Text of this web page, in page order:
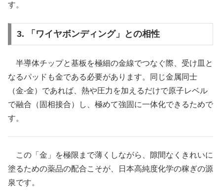
す。
3. 「ワイヤボンディング」との相性
半導体チップと基板を極細の金線でつなぐ際、受け皿と
なるパッドも金である必要があります。同じ金属同士
（金-金）であれば、熱や圧力を加えるだけで原子レベル
で融合（固相接合）し、極めて強固に一体化できるためで
す。
この「金」を極限まで薄くしながら、隙間なくきれいに
塗るための薬品の配合こそが、日本高純度化学の稼ぎの源
泉です。